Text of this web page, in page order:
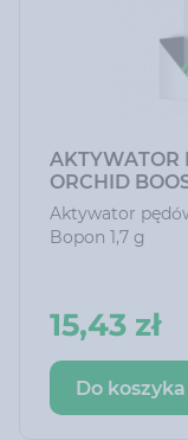
AKTYWATOR
ORCHID
Aktywator
Bopon 1,7 g
15,43 zł
Do koszyka